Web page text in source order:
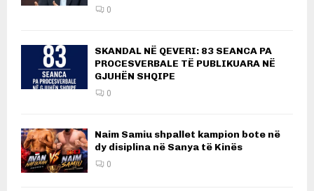
0
SKANDAL NË QEVERI: 83 SEANCA PA
PROCESVERBALE TË PUBLIKUARA NË
GJUHËN SHQIPE
0
Naim Samiu shpallet kampion bote në
dy disiplina në Sanya të Kinës
0